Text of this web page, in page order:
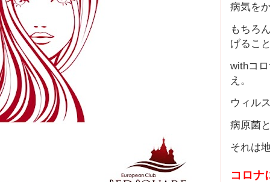
病気を
もちろ
げるこ
withコ
え。
ウィル
病原菌
それは
コロナ